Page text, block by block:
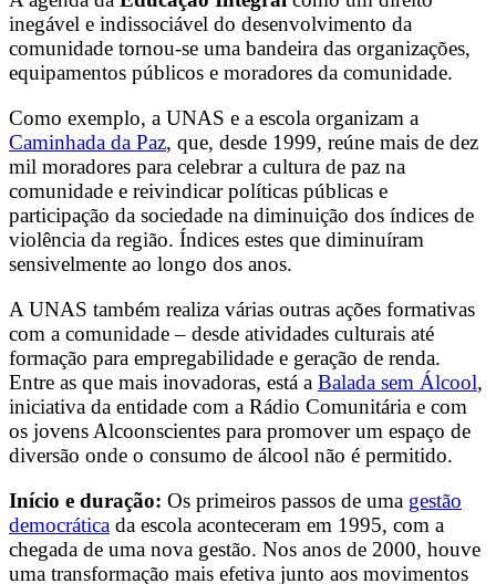
inegável e indissociável do desenvolvimento da
comunidade tornou-se uma bandeira das organizações,
equipamentos públicos e moradores da comunidade.
Como exemplo, a UNAS e a escola organizam a
Caminhada da Paz, que, desde 1999, reúne mais de dez
mil moradores para celebrar a cultura de paz na
comunidade e reivindicar políticas públicas e
participação da sociedade na diminuição dos índices de
violência da região. Índices estes que diminuíram
sensivelmente ao longo dos anos.
A UNAS também realiza várias outras ações formativas
com a comunidade – desde atividades culturais até
formação para empregabilidade e geração de renda.
Entre as que mais inovadoras, está a Balada sem Álcool,
iniciativa da entidade com a Rádio Comunitária e com
os jovens Alcoonscientes para promover um espaço de
diversão onde o consumo de álcool não é permitido.
Início e duração: Os primeiros passos de uma gestão
democrática da escola aconteceram em 1995, com a
chegada de uma nova gestão. Nos anos de 2000, houve
uma transformação mais efetiva junto aos movimentos